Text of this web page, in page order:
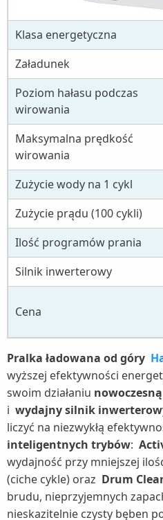
Klasa energetyczna
Załadunek
Poziom hałasu podczas
wirowania
Maksymalna prędkość
wirowania
Zużycie wody na 1 cykl
Zużycie prądu (100 cykli)
Ilość programów prania
Silnik inwerterowy
Cena
Pralka ładowana od góry
wyższej efektywności
swoim działaniu
i wydajny silnik
liczyć na niezwykłą
inteligentnych trybów:
wydajność przy mniejszej
(ciche cykle) oraz Drum
brudu, nieprzyjemnych
nieskazitelnie czysty bęben